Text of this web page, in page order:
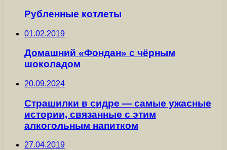
Рубленные котлеты
01.02.2019
Домашний «Фондан» с чёрным
шоколадом
20.09.2024
Страшилки в сидре — самые ужасные
истории, связанные с этим
алкогольным напитком
27.04.2019